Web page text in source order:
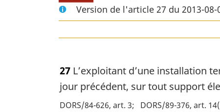
Version de l'article 27 du 2013-08-
27 L’exploitant d’une installation
jour précédent, sur tout support
DORS/84-626, art. 3 DORS/89-376, art.